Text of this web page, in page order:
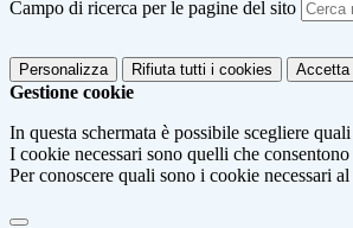
Campo di ricerca per le pagine del sito
Personalizza Rifiuta tutti i cookies Accetta
Gestione cookie
In questa schermata è possibile scegliere
I cookie necessari sono quelli che
Per conoscere quali sono i cookie necessari